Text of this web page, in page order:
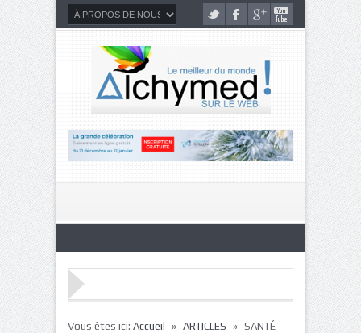
Vous êtes ici: Accueil » ARTICLES » SANTÉ